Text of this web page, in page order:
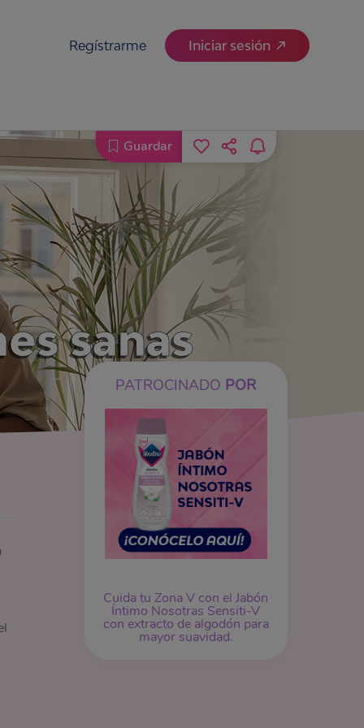
Regístrarme Iniciar sesión
sanas
PATROCINADO POR
Cuida tu Zona V con el Jabón
Íntimo Nosotras Sensiti-V
con extracto de algodón para
mayor suavidad.
Guardar